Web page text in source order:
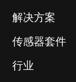
解决方案
传感器套件
行业